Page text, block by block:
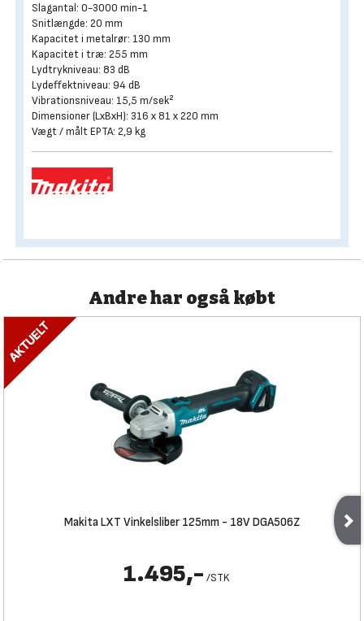
Slagantal: 0-3000 min-1
Snitlængde: 20 mm
Kapacitet i metalrør: 130 mm
Kapacitet i træ: 255 mm
Lydtrykniveau: 83 dB
Lydeffektniveau: 94 dB
Vibrationsniveau: 15,5 m/sek²
Dimensioner (LxBxH): 316 x 81 x 220 mm
Vægt / målt EPTA: 2,9 kg
Andre har også købt
Makita LXT Vinkelsliber 125mm - 18V DGA506Z
1.495,- /STK